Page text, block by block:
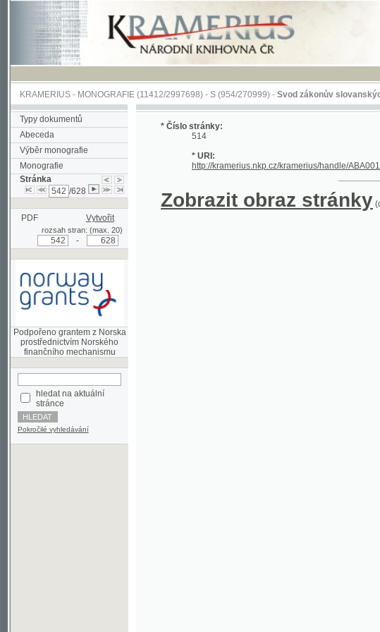
KRAMERIUS-MONOGRAFIE(11412/2997698) -S (954/270999)-Svod zákonův slovanských(1/628)
Typy dokumentů
Abeceda
Výběr monografie
Monografie
Stránka
/628
PDF Vytvořit
rozsah stran: (max. 20)
Podpořeno grantem z Norska
prostřednictvím Norského
hledat na aktuální
stránce
Pokročilé vyhledávání
* Číslo stránky:
514
* URI:
http://kramerius.nkp.cz/kramerius/handle/ABA001/21017019
Zobrazit obraz stránky